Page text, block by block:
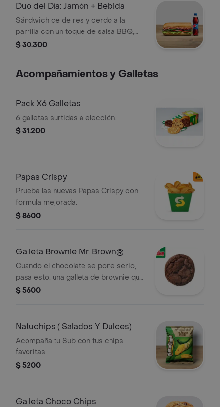
Duo del Día: Jamón + Bebida
Sándwich de de res y cerdo a la
parrilla con un toque de salsa BBQ,
escoge el pan, queso americano,
elección.
$ 30.300
Acompañamientos y Galletas
Pack X6 Galletas
6 galletas surtidas a elección.
$ 31.200
Papas Crispy
Prueba las nuevas Papas Crispy con
formula mejorada.
$ 8600
Galleta Brownie Mr. Brown®
Cuando el chocolate se pone serio,
pasa esto: una galleta de brownie que
se roba el momento y no pide
$ 5600
Natuchips ( Salados Y Dulces)
Acompaña tu Sub con tus chips
favoritas.
$ 5200
Galleta Choco Chips